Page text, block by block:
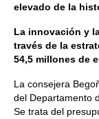
elevado de la
La innovación y
través de la
54,5 millones de
La consejera
del Departamento
Se trata del